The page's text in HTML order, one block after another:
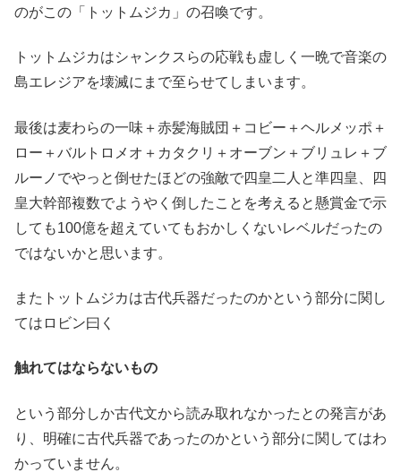
のがこの「トットムジカ」の召喚です。
トットムジカはシャンクスらの応戦も虚しく一晩で音楽の
島エレジアを壊滅にまで至らせてしまいます。
最後は麦わらの一味＋赤髪海賊団＋コビー＋ヘルメッポ＋
ロー＋バルトロメオ＋カタクリ＋オーブン＋ブリュレ＋ブ
ルーノでやっと倒せたほどの強敵で四皇二人と準四皇、四
皇大幹部複数でようやく倒したことを考えると懸賞金で示
しても100億を超えていてもおかしくないレベルだったの
ではないかと思います。
またトットムジカは古代兵器だったのかという部分に関し
てはロビン曰く
触れてはならないもの
という部分しか古代文から読み取れなかったとの発言があ
り、明確に古代兵器であったのかという部分に関してはわ
かっていません。